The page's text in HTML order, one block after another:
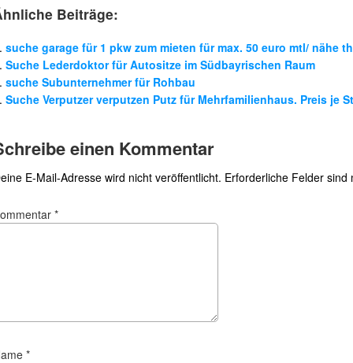
Beiträge:
suche garage für 1 pkw zum mieten für max. 50 euro mtl/ nähe
Suche Lederdoktor für Autositze im Südbayrischen Raum
suche Subunternehmer für Rohbau
Suche Verputzer verputzen Putz für Mehrfamilienhaus. Preis je
einen Kommentar
E-Mail-Adresse wird nicht veröffentlicht. Erforderliche Felder
*
*